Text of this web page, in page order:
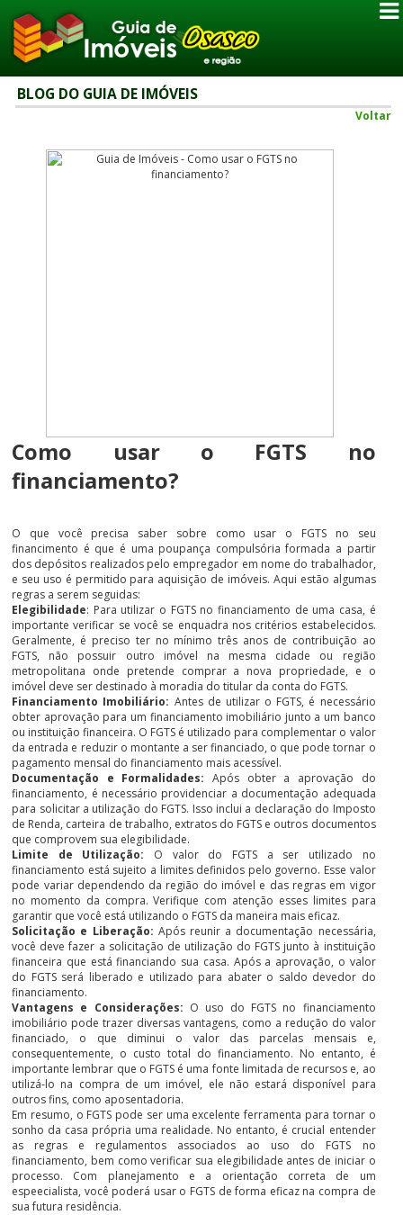
BLOG DO GUIA DE IMÓVEIS
Voltar
Como usar o FGTS no
financiamento?
O que você precisa saber sobre como usar o FGTS no seu
financimento é que é uma poupança compulsória formada a partir
dos depósitos realizados pelo empregador em nome do trabalhador,
e seu uso é permitido para aquisição de imóveis. Aqui estão algumas
regras a serem seguidas:
Elegibilidade: Para utilizar o FGTS no financiamento de uma casa, é
importante verificar se você se enquadra nos critérios estabelecidos.
Geralmente, é preciso ter no mínimo três anos de contribuição ao
FGTS, não possuir outro imóvel na mesma cidade ou região
metropolitana onde pretende comprar a nova propriedade, e o
imóvel deve ser destinado à moradia do titular da conta do FGTS.
Financiamento Imobiliário: Antes de utilizar o FGTS, é necessário
obter aprovação para um financiamento imobiliário junto a um banco
ou instituição financeira. O FGTS é utilizado para complementar o valor
da entrada e reduzir o montante a ser financiado, o que pode tornar o
pagamento mensal do financiamento mais acessível.
Documentação e Formalidades:Após obter a aprovação do
financiamento, é necessário providenciar a documentação adequada
para solicitar a utilização do FGTS. Isso inclui a declaração do Imposto
de Renda, carteira de trabalho, extratos do FGTS e outros documentos
que comprovem sua elegibilidade.
Limite de Utilização: O valor do FGTS a ser utilizado no
financiamento está sujeito a limites definidos pelo governo. Esse valor
pode variar dependendo da região do imóvel e das regras em vigor
no momento da compra. Verifique com atenção esses limites para
garantir que você está utilizando o FGTS da maneira mais eficaz.
Solicitação e Liberação: Após reunir a documentação necessária,
você deve fazer a solicitação de utilização do FGTS junto à instituição
financeira que está financiando sua casa. Após a aprovação, o valor
do FGTS será liberado e utilizado para abater o saldo devedor do
financiamento.
Vantagens e Considerações: O uso do FGTS no financiamento
imobiliário pode trazer diversas vantagens, como a redução do valor
financiado, o que diminui o valor das parcelas mensais e,
consequentemente, o custo total do financiamento. No entanto, é
importante lembrar que o FGTS é uma fonte limitada de recursos e, ao
utilizá-lo na compra de um imóvel, ele não estará disponível para
outros fins, como aposentadoria.
Em resumo, o FGTS pode ser uma excelente ferramenta para tornar o
sonho da casa própria uma realidade. No entanto, é crucial entender
as regras e regulamentos associados ao uso do FGTS no
financiamento, bem como verificar sua elegibilidade antes de iniciar o
processo. Com planejamento e a orientação correta de um
espeecialista, você poderá usar o FGTS de forma eficaz na compra de
sua futura residência.